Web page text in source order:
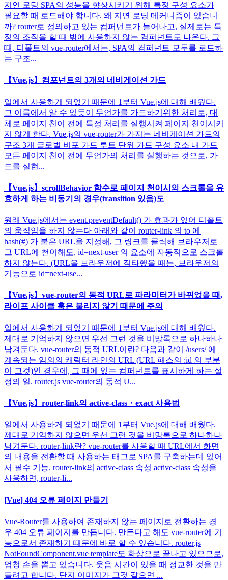
지연 로딩 SPA의 성능을 향상시키기 위해 특정 구성 요소가
필요할 때 로드해야 합니다. 왜 지연 로딩 메커니즘이 있습니
까? router로 정의하고 있는 컴퍼넌트가 늘어나고, 실제로는 특
정의 조작을 할 때 밖에 사용하지 않는 컴퍼넌트도 나온다. 그
때, 디폴트의 vue-router에서는, SPA의 컴퍼넌트 모두를 로드하
는 구조...
【Vue.js】컴포넌트의 3개의 네비게이션 가드
일에서 사용하게 되었기 때문에 1부터 Vue.js에 대해 배웠다.
그 이름에서 알 수 있듯이 무언가를 가드하기위한 처리로, 대
체로 페이지 천이 전에 특정 처리를 실행시켜 페이지 천이시키
지 않게 한다. Vue.js의 vue-router가 가지는 네비게이션 가드의
구조 3개 글로벌 비포 가드 루트 단위 가드 구성 요소 내 가드
모든 페이지 천이 전에 무언가의 처리를 실행하는 것으로, 가
드를 실현...
【Vue.js】scrollBehavior 함수로 페이지 천이시의 스크롤을 유
효하게 하는 비동기의 경우(transition 있음)도
원래 Vue.js에서는 event.preventDefault() 가 효과가 있어 디폴트
의 움직임을 하지 않는다 아래와 같이 router-link 의 to 에
hash(#) 가 붙은 URL을 지정해, 그 링크를 클릭해 브라우저로
그 URL에 천이해도, id=next-user 의 요소에 자동적으로 스크롤
하지 않는다. (URL을 브라우저에 직타했을 때는, 브라우저의
기능으로 id=next-use...
【Vue.js】vue-router의 동적 URL로 파라미터가 바뀌었을 때,
라이프 사이클 훅은 불리지 않기 때문에 주의
일에서 사용하게 되었기 때문에 1부터 Vue.js에 대해 배웠다.
제대로 기억하지 않으면 우선 그런 것을 비망록으로 하나하나
남겨둔다. vue-router의 동적 URL이란? 다음과 같이 /users/ 에
계속되는 임의의 캐릭터 라인의 URL (URL 패스의 :id 의 부분
이 그것)인 경우에, 그 때에 있는 컴퍼넌트를 표시하게 하는 설
정의 일. router.js vue-router의 동적 U...
【Vue.js】router-link의 active-class・exact 사용법
일에서 사용하게 되었기 때문에 1부터 Vue.js에 대해 배웠다.
제대로 기억하지 않으면 우선 그런 것을 비망록으로 하나하나
남겨둔다. router-link란? vue-router를 사용할 때 URL에서 화면
의 내용을 전환할 때 사용하는 태그로 SPA를 구축하는데 있어
서 필수 기능. router-link의 active-class 속성 active-class 속성을
사용하면, router-li...
[Vue] 404 오류 페이지 만들기
Vue-Router를 사용하여 존재하지 않는 페이지로 전환하는 경
우 404 오류 페이지를 만듭니다. 만든다고 해도 vue-router에 기
능으로서 존재하기 때문에 바로 할 수 있습니다. router.js
NotFoundComponent.vue template도 화상으로 끝나고 있으므로,
엄청 손을 뽑고 있습니다. 웃음 시간이 있을 때 정교한 것을 만
들려고 합니다. 단지 이미지가 그것 같으면 ...